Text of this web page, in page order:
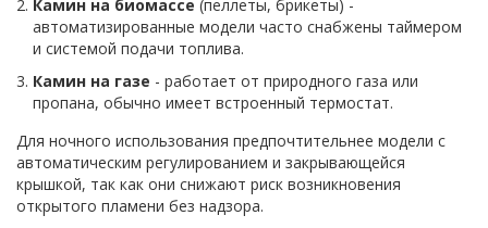
Камин на биомассе (пеллеты, брикеты) -
автоматизированные модели часто снабжены таймером
и системой подачи топлива.
Камин на газе - работает от природного газа или
пропана, обычно имеет встроенный термостат.
Для ночного использования предпочтительнее модели с
автоматическим регулированием и закрывающейся
крышкой, так как они снижают риск возникновения
открытого пламени без надзора.